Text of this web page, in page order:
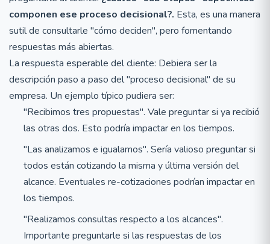
componen ese proceso decisional?. Esta, es una manera
sutil de consultarle "cómo deciden", pero fomentando
respuestas más abiertas.
La respuesta esperable del cliente: Debiera ser la
descripción paso a paso del "proceso decisional" de su
empresa. Un ejemplo típico pudiera ser:
"Recibimos tres propuestas". Vale preguntar si ya recibió
las otras dos. Esto podría impactar en los tiempos.
"Las analizamos e igualamos". Sería valioso preguntar si
todos están cotizando la misma y última versión del
alcance. Eventuales re-cotizaciones podrían impactar en
los tiempos.
"Realizamos consultas respecto a los alcances".
Importante preguntarle si las respuestas de los